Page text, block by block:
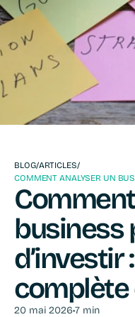
BLOG/ARTICLES/
COMMENT ANALYSER UN
business
d’investir
complète
20 mai 2026•7 min